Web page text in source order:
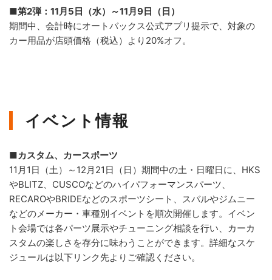
■第2弾：11月5日（水）～11月9日（日）
期間中、会計時にオートバックス公式アプリ提示で、対象の
カー用品が店頭価格（税込）より20%オフ。
イベント情報
■カスタム、カースポーツ
11月1日（土）～12月21日（日）期間中の土・日曜日に、HKS
やBLITZ、CUSCOなどのハイパフォーマンスパーツ、
RECAROやBRIDEなどのスポーツシート、スバルやジムニー
などのメーカー・車種別イベントを順次開催します。イベン
ト会場では各パーツ展示やチューニング相談を行い、カーカ
スタムの楽しさを存分に味わうことができます。詳細なスケ
ジュールは以下リンク先よりご確認ください。